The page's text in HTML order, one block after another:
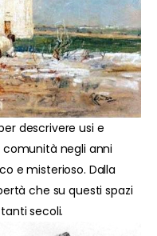
descrivere usi e
negli anni
e misterioso. Dalla
che su questi spazi
secoli.